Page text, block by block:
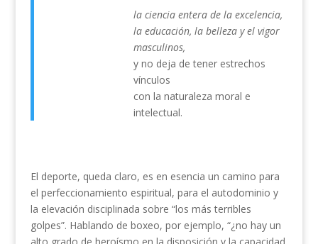
la ciencia entera de la excelencia,
la educación, la belleza y el vigor
masculinos,
y no deja de tener estrechos
vínculos
con la naturaleza moral e
intelectual.
El deporte, queda claro, es en esencia un camino para
el perfeccionamiento espiritual, para el autodominio y
la elevación disciplinada sobre “los más terribles
golpes”. Hablando de boxeo, por ejemplo, “¿no hay un